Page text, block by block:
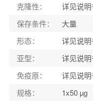
克隆性：
详见说
保存条件：
大量
形态：
详见说
亚型：
详见说明
免疫原：
详见说
规格：
1x50 µg